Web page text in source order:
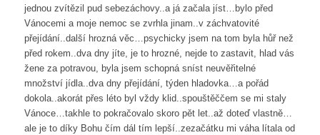
jednou zvítězil pud sebezáchovy..a já začala jíst…bylo před
Vánocemi a moje nemoc se zvrhla jinam..v záchvatovité
přejídání..další hrozná věc…psychicky jsem na tom byla hůř než
před rokem..dva dny jíte, je to hrozné, nejde to zastavit, hlad vás
žene za potravou, byla jsem schopná sníst neuvěřitelné
množství jídla..dva dny přejídání, týden hladovka…a pořád
dokola..akorát přes léto byl vždy klid..spouštěččem se mi staly
Vánoce…takhle to pokračovalo skoro pět let..až doteď vlastně…
ale je to díky Bohu čím dál tím lepší..zezačátku mi váha lítala od